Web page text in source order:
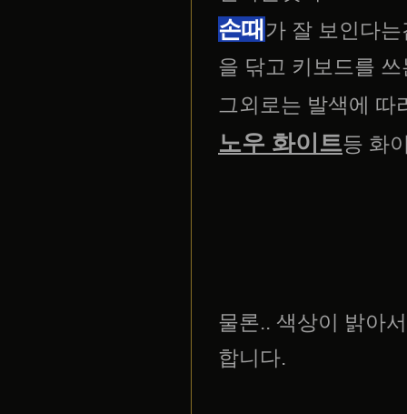
손때 가 잘 보인다
을 닦고 키보드를
그외로는 발색에 따
노우 화이트등 화
물론.. 색상이 밝아
합니다.